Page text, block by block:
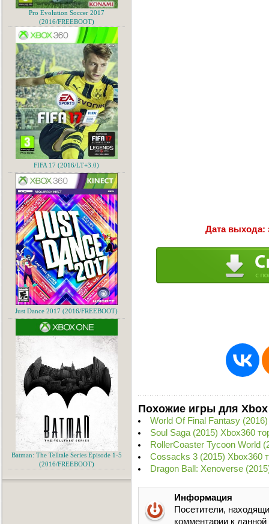
Дата выхода:
Похожие игры для Xbox
World Of Final Fantasy
Soul Saga (2015) Xbox360
RollerCoaster Tycoon World
Cossacks 3 (2015) Xbox360
Dragon Ball: Xenoverse
Информация
Посетители,
комментарии к
Pro Evolution Soccer 2017
(2016/FREEBOOT)
FIFA 17 (2016/LT+3.0)
Just Dance 2017 (2016/FREEBOOT)
Batman: The Telltale Series Episode 1-5
(2016/FREEBOOT)